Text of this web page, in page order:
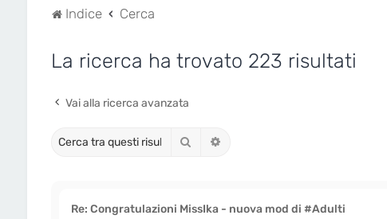
Indice Cerca
La ricerca ha trovato 223 risultati
Vai alla ricerca avanzata
Cerca
Re: Congratulazioni MissIka - nuova mod di #Adulti